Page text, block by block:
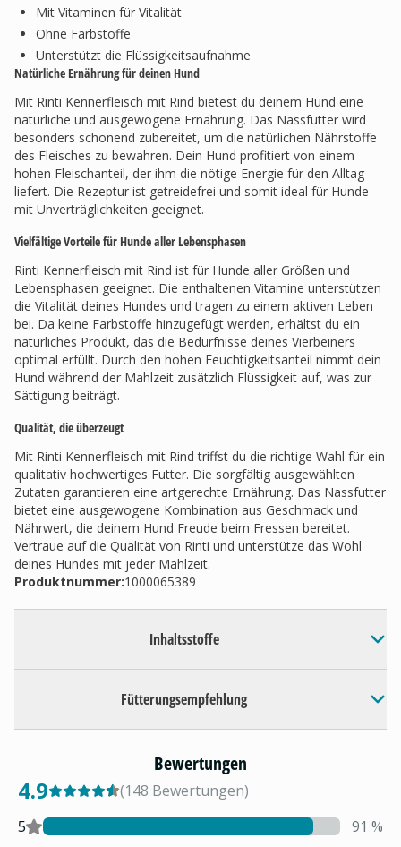
Mit Vitaminen für Vitalität
Ohne Farbstoffe
Unterstützt die Flüssigkeitsaufnahme
Natürliche Ernährung für deinen Hund
Mit Rinti Kennerfleisch mit Rind bietest du deinem Hund eine
natürliche und ausgewogene Ernährung. Das Nassfutter wird
besonders schonend zubereitet, um die natürlichen Nährstoffe
des Fleisches zu bewahren. Dein Hund profitiert von einem
hohen Fleischanteil, der ihm die nötige Energie für den Alltag
liefert. Die Rezeptur ist getreidefrei und somit ideal für Hunde
mit Unverträglichkeiten geeignet.
Vielfältige Vorteile für Hunde aller Lebensphasen
Rinti Kennerfleisch mit Rind ist für Hunde aller Größen und
Lebensphasen geeignet. Die enthaltenen Vitamine unterstützen
die Vitalität deines Hundes und tragen zu einem aktiven Leben
bei. Da keine Farbstoffe hinzugefügt werden, erhältst du ein
natürliches Produkt, das die Bedürfnisse deines Vierbeiners
optimal erfüllt. Durch den hohen Feuchtigkeitsanteil nimmt dein
Hund während der Mahlzeit zusätzlich Flüssigkeit auf, was zur
Sättigung beiträgt.
Qualität, die überzeugt
Mit Rinti Kennerfleisch mit Rind triffst du die richtige Wahl für ein
qualitativ hochwertiges Futter. Die sorgfältig ausgewählten
Zutaten garantieren eine artgerechte Ernährung. Das Nassfutter
bietet eine ausgewogene Kombination aus Geschmack und
Nährwert, die deinem Hund Freude beim Fressen bereitet.
Vertraue auf die Qualität von Rinti und unterstütze das Wohl
deines Hundes mit jeder Mahlzeit.
Produktnummer:1000065389
Inhaltsstoffe
Fütterungsempfehlung
Bewertungen
4.9 (148 Bewertungen)
5
91 %